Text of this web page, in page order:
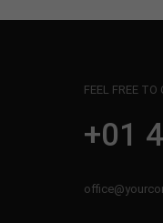
FEEL FREE
+01